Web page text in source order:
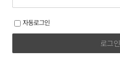
자동로그인
로그인